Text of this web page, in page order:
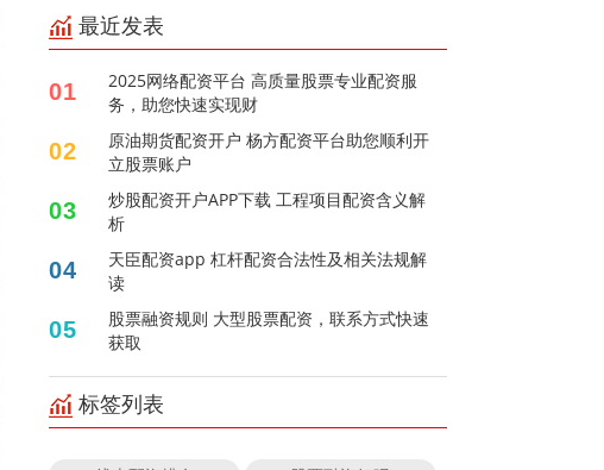
最近发表
01
2025网络配资平台 高质量股票专业配资服
务，助您快速实现财
02
原油期货配资开户 杨方配资平台助您顺利开
立股票账户
03
炒股配资开户APP下载 工程项目配资含义解
析
04
天臣配资app 杠杆配资合法性及相关法规解
读
05
股票融资规则 大型股票配资，联系方式快速
获取
标签列表